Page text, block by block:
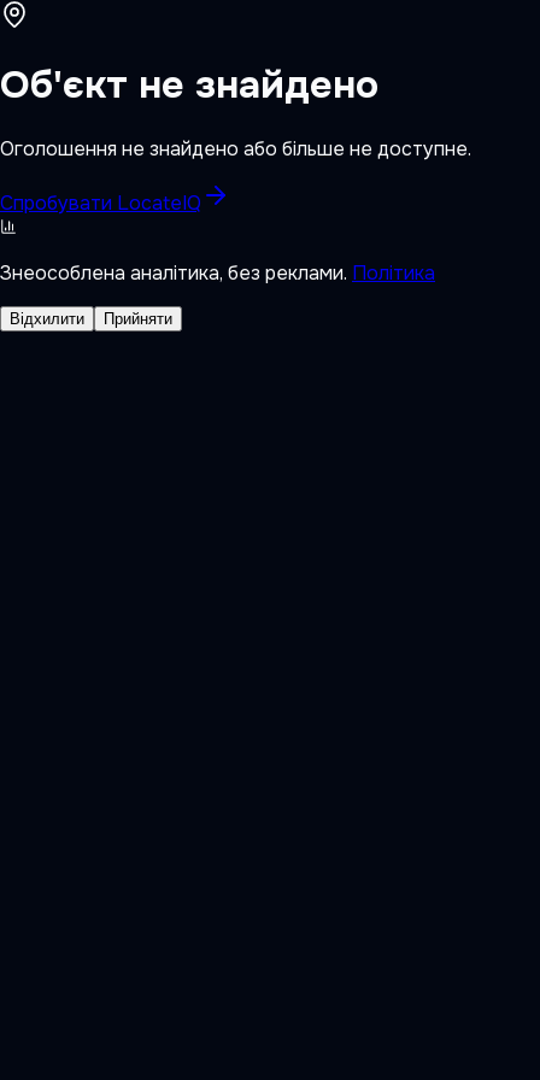
Об'єкт не знайдено
Оголошення не знайдено або більше не доступне.
Спробувати LocateIQ
Знеособлена аналітика, без реклами. Політика
Відхилити Прийняти